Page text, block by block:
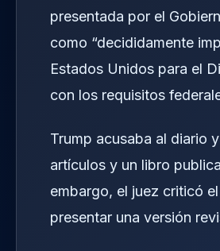
presentada por el
como “decididamente
Estados Unidos para el
con los requisitos
Trump acusaba al diario
artículos y un libro
embargo, el juez criticó
presentar una versión